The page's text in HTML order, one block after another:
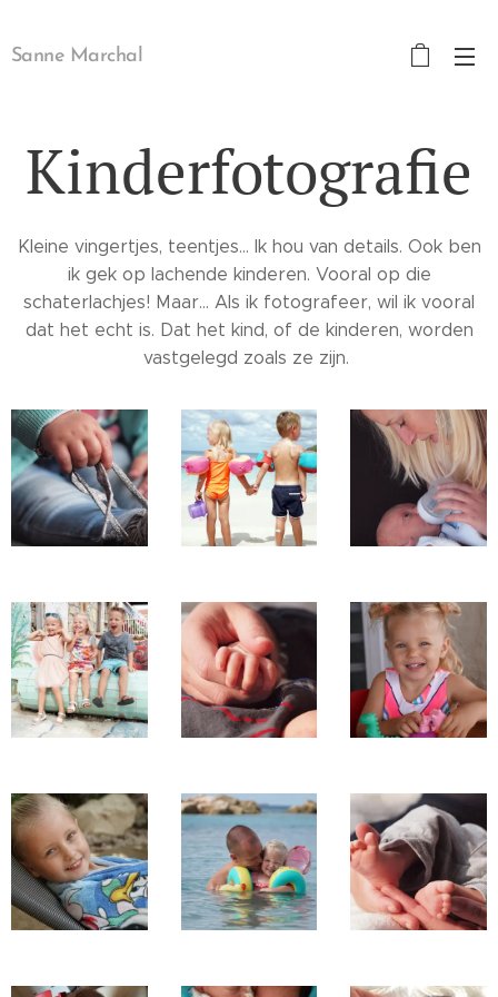
Sanne Marchal
Kinderfotografie
Kleine vingertjes, teentjes... Ik hou van details. Ook ben
ik gek op lachende kinderen. Vooral op die
schaterlachjes! Maar... Als ik fotografeer, wil ik vooral
dat het echt is. Dat het kind, of de kinderen, worden
vastgelegd zoals ze zijn.